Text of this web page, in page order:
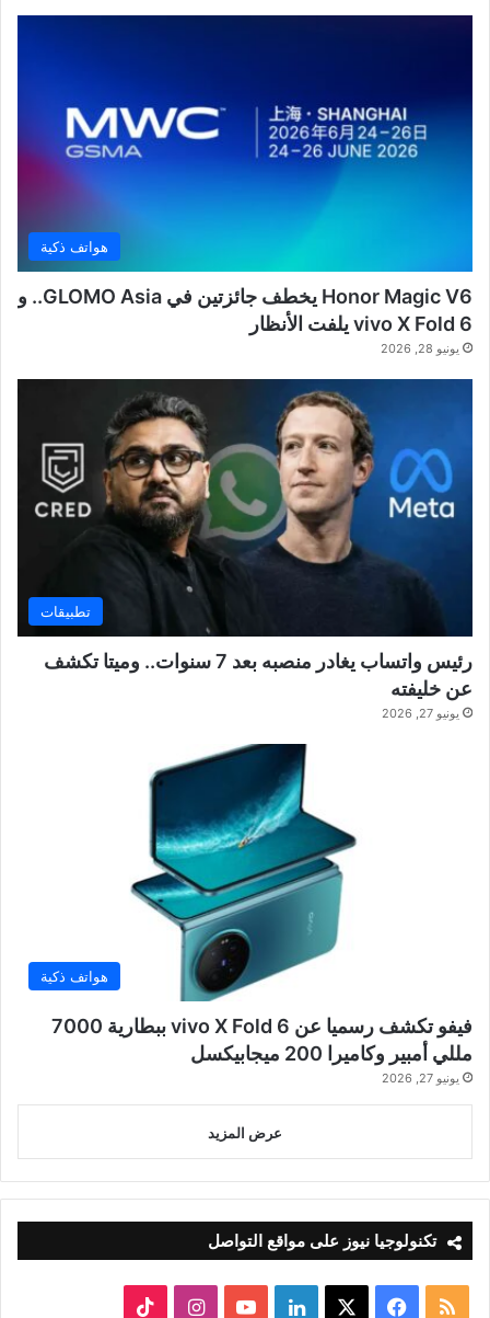
هواتف ذكية
Honor Magic V6 يخطف جائزتين في GLOMO Asia.. و
vivo X Fold 6 يلفت الأنظار
يونيو 28, 2026
تطبيقات
رئيس واتساب يغادر منصبه بعد 7 سنوات.. وميتا تكشف
عن خليفته
يونيو 27, 2026
هواتف ذكية
فيفو تكشف رسميا عن vivo X Fold 6 ببطارية 7000
مللي أمبير وكاميرا 200 ميجابيكسل
يونيو 27, 2026
عرض المزيد
تكنولوجيا نيوز على مواقع التواصل
ملخصفيسبوك لينكدإن‫YouTubeانستقرام